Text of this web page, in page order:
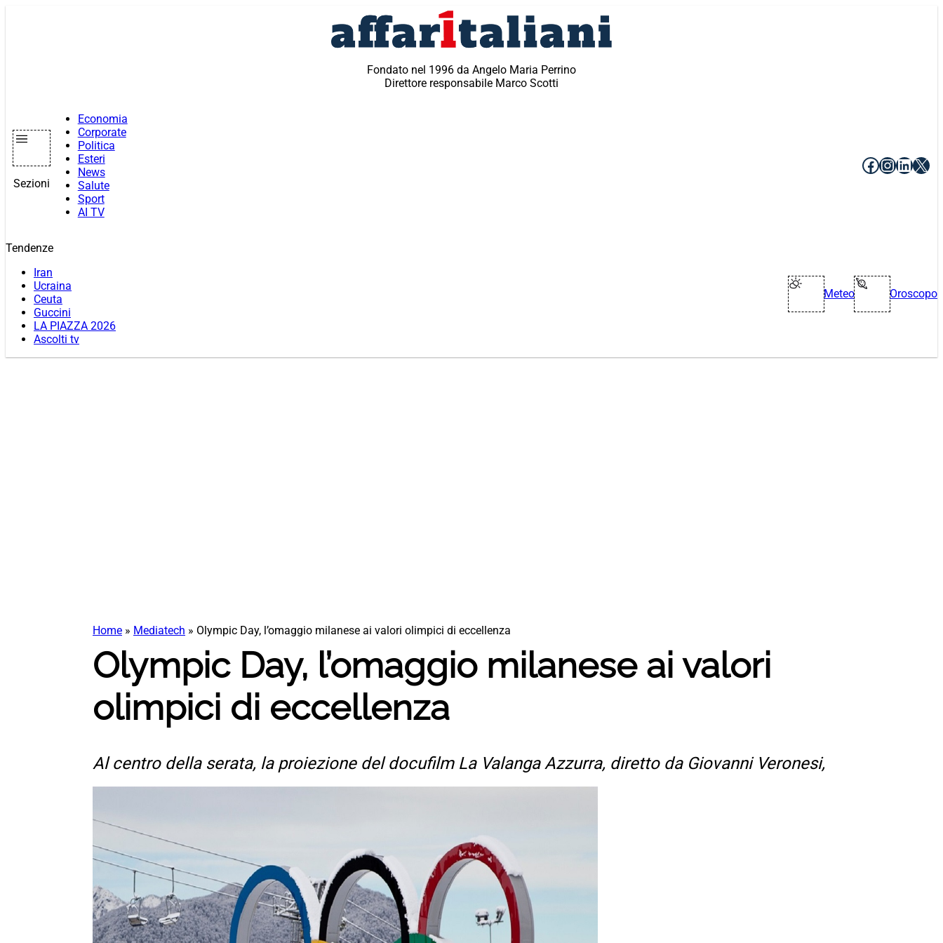
Fondato nel 1996 da Angelo Maria Perrino
Direttore responsabile Marco Scotti
Sezioni
Economia
Corporate
Politica
Esteri
News
Salute
Sport
AI TV
Facebook
X
Tendenze
Iran
Ucraina
Ceuta
Guccini
LA PIAZZA 2026
Ascolti tv
Meteo Oroscopo
Home » Mediatech » Olympic Day, l’omaggio milanese ai valori olimpici di eccellenza
Olympic Day, l’omaggio milanese ai valori
olimpici di eccellenza
Al centro della serata, la proiezione del docufilm La Valanga Azzurra, diretto da Giovanni Veronesi,